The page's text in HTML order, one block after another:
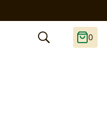
0